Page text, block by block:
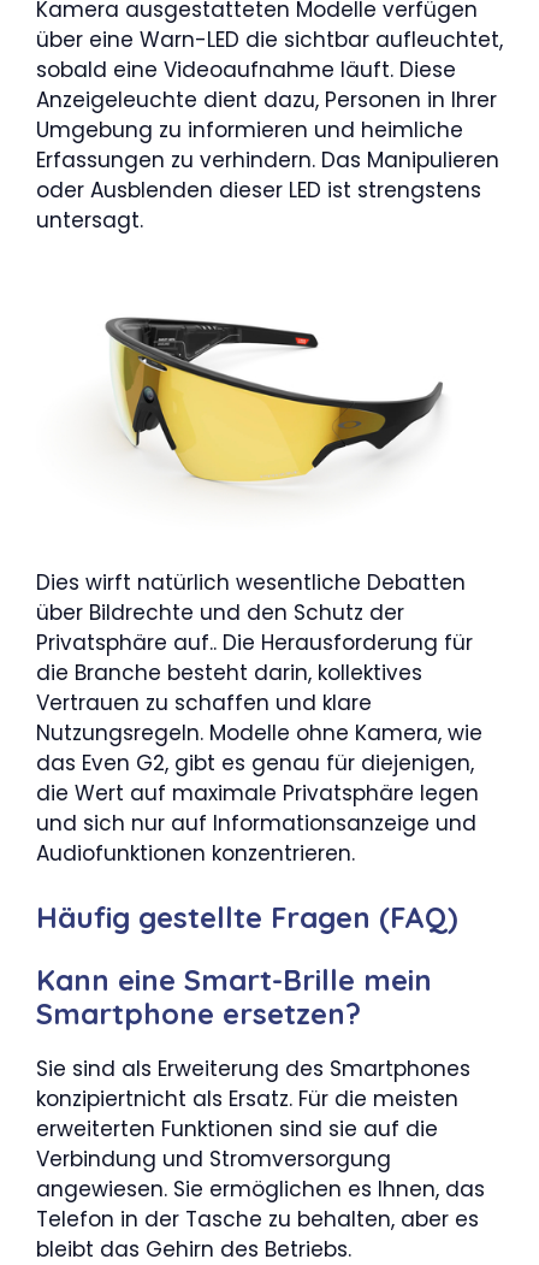
Kamera ausgestatteten Modelle verfügen
über eine Warn-LED die sichtbar aufleuchtet,
sobald eine Videoaufnahme läuft. Diese
Anzeigeleuchte dient dazu, Personen in Ihrer
Umgebung zu informieren und heimliche
Erfassungen zu verhindern. Das Manipulieren
oder Ausblenden dieser LED ist strengstens
untersagt.
Dies wirft natürlich wesentliche Debatten
über Bildrechte und den Schutz der
Privatsphäre auf.. Die Herausforderung für
die Branche besteht darin, kollektives
Vertrauen zu schaffen und klare
Nutzungsregeln. Modelle ohne Kamera, wie
das Even G2, gibt es genau für diejenigen,
die Wert auf maximale Privatsphäre legen
und sich nur auf Informationsanzeige und
Audiofunktionen konzentrieren.
Häufig gestellte Fragen (FAQ)
Kann eine Smart-Brille mein
Smartphone ersetzen?
Sie sind als Erweiterung des Smartphones
konzipiertnicht als Ersatz. Für die meisten
erweiterten Funktionen sind sie auf die
Verbindung und Stromversorgung
angewiesen. Sie ermöglichen es Ihnen, das
Telefon in der Tasche zu behalten, aber es
bleibt das Gehirn des Betriebs.